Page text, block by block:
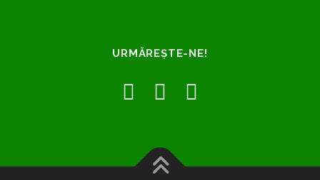
URMĂREȘTE-NE!